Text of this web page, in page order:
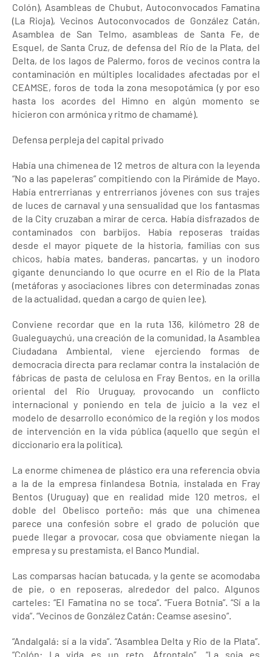
Colón), Asambleas de Chubut, Autoconvocados Famatina
(La Rioja), Vecinos Autoconvocados de González Catán,
Asamblea de San Telmo, asambleas de Santa Fe, de
Esquel, de Santa Cruz, de defensa del Río de la Plata, del
Delta, de los lagos de Palermo, foros de vecinos contra la
contaminación en múltiples localidades afectadas por el
CEAMSE, foros de toda la zona mesopotámica (y por eso
hasta los acordes del Himno en algún momento se
hicieron con armónica y ritmo de chamamé).
Defensa perpleja del capital privado
Había una chimenea de 12 metros de altura con la leyenda
“No a las papeleras” compitiendo con la Pirámide de Mayo.
Había entrerrianas y entrerrianos jóvenes con sus trajes
de luces de carnaval y una sensualidad que los fantasmas
de la City cruzaban a mirar de cerca. Había disfrazados de
contaminados con barbijos. Había reposeras traídas
desde el mayor piquete de la historia, familias con sus
chicos, había mates, banderas, pancartas, y un inodoro
gigante denunciando lo que ocurre en el Río de la Plata
(metáforas y asociaciones libres con determinadas zonas
de la actualidad, quedan a cargo de quien lee).
Conviene recordar que en la ruta 136, kilómetro 28 de
Gualeguaychú, una creación de la comunidad, la Asamblea
Ciudadana Ambiental, viene ejerciendo formas de
democracia directa para reclamar contra la instalación de
fábricas de pasta de celulosa en Fray Bentos, en la orilla
oriental del Río Uruguay, provocando un conflicto
internacional y poniendo en tela de juicio a la vez el
modelo de desarrollo económico de la región y los modos
de intervención en la vida pública (aquello que según el
diccionario era la política).
La enorme chimenea de plástico era una referencia obvia
a la de la empresa finlandesa Botnia, instalada en Fray
Bentos (Uruguay) que en realidad mide 120 metros, el
doble del Obelisco porteño: más que una chimenea
parece una confesión sobre el grado de polución que
puede llegar a provocar, cosa que obviamente niegan la
empresa y su prestamista, el Banco Mundial.
Las comparsas hacían batucada, y la gente se acomodaba
de pie, o en reposeras, alrededor del palco. Algunos
carteles: “El Famatina no se toca”. “Fuera Botnia”. “Sí a la
vida”. “Vecinos de González Catán: Ceamse asesino”.
“Andalgalá: sí a la vida”. “Asamblea Delta y Río de la Plata”.
“Colón: La vida es un reto. Afrontalo”. “La soja es